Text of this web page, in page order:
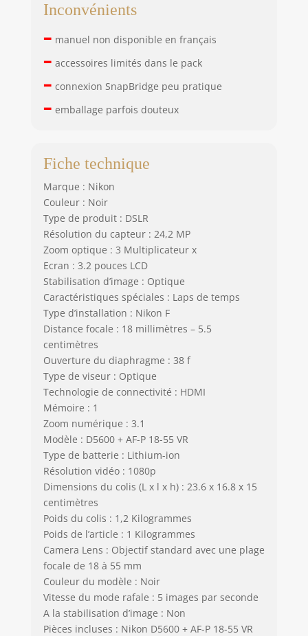
Inconvénients
– manuel non disponible en français
– accessoires limités dans le pack
– connexion SnapBridge peu pratique
– emballage parfois douteux
Fiche technique
Marque : Nikon
Couleur : Noir
Type de produit : DSLR
Résolution du capteur : 24,2 MP
Zoom optique : 3 Multiplicateur x
Ecran : 3.2 pouces LCD
Stabilisation d’image : Optique
Caractéristiques spéciales : Laps de temps
Type d’installation : Nikon F
Distance focale : 18 millimètres – 5.5
centimètres
Ouverture du diaphragme : 38 f
Type de viseur : Optique
Technologie de connectivité : HDMI
Mémoire : 1
Zoom numérique : 3.1
Modèle : D5600 + AF-P 18-55 VR
Type de batterie : Lithium-ion
Résolution vidéo : 1080p
Dimensions du colis (L x l x h) : 23.6 x 16.8 x 15
centimètres
Poids du colis : 1,2 Kilogrammes
Poids de l’article : 1 Kilogrammes
Camera Lens : Objectif standard avec une plage
focale de 18 à 55 mm
Couleur du modèle : Noir
Vitesse du mode rafale : 5 images par seconde
A la stabilisation d’image : Non
Pièces incluses : Nikon D5600 + AF-P 18-55 VR